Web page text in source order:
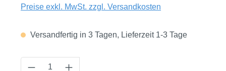
Preise exkl. MwSt. zzgl. Versandkosten
Versandfertig in 3 Tagen, Lieferzeit 1-3 Tage
Produkt Anzahl: Gib den gewünschten